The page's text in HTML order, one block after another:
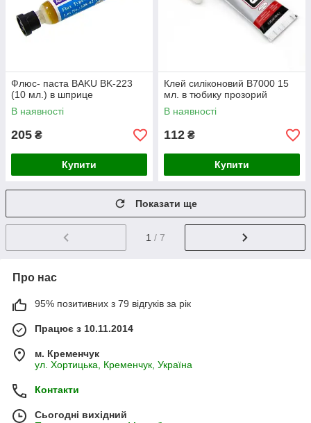
Флюс- паста BAKU BK-223
(10 мл.) в шприце
В наявності
205 ₴
Купити
Клей силіконовий B7000 15
мл. в тюбику прозорий
В наявності
112 ₴
Купити
Показати ще
1 / 7
Про нас
95% позитивних з 79 відгуків за рік
Працює з 10.11.2014
м. Кременчук
ул. Хортицька, Кременчук, Україна
Контакти
Сьогодні вихідний